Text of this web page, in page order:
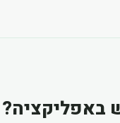
באפליקציה?